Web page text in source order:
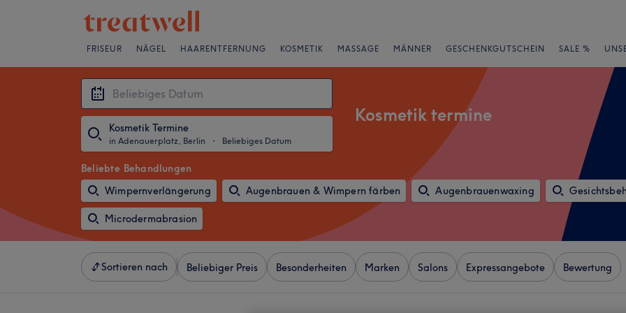
FRISEUR NÄGEL HAARENTFERNUNG KOSMETIK MASSAGE MÄNNER GESCHENKGUTSCHEIN SALE %
Kosmetik Termine
in Adenauerplatz, Berlin ・ Beliebiges Datum
Kosmetik termine
Beliebte Behandlungen
Wimpernverlängerung
Augenbrauen & Wimpern färben Augenbrauenwaxing
Microdermabrasion
Sortieren nach Beliebiger Preis Besonderheiten Marken Salons Expressangebote Bewertung